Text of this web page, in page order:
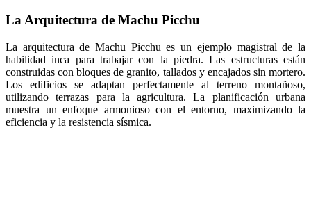
La Arquitectura de Machu Picchu
La arquitectura de Machu Picchu es un ejemplo magistral de la
habilidad inca para trabajar con la piedra. Las estructuras están
construidas con bloques de granito, tallados y encajados sin mortero.
Los edificios se adaptan perfectamente al terreno montañoso,
utilizando terrazas para la agricultura. La planificación urbana
muestra un enfoque armonioso con el entorno, maximizando la
eficiencia y la resistencia sísmica.